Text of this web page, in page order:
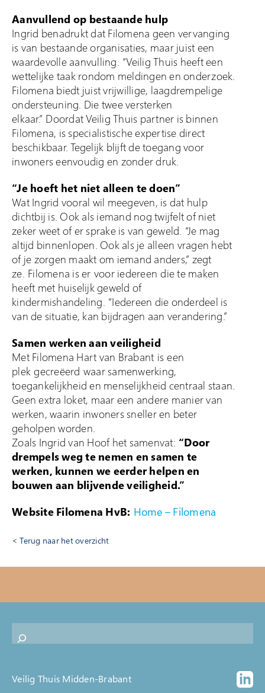
Aanvullend op bestaande hulp
Ingrid benadrukt dat Filomena geen vervanging
is van bestaande organisaties, maar juist een
waardevolle aanvulling. “Veilig Thuis heeft een
wettelijke taak rondom meldingen en onderzoek.
Filomena biedt juist vrijwillige, laagdrempelige
ondersteuning. Die twee versterken
elkaar.” Doordat Veilig Thuis partner is binnen
Filomena, is specialistische expertise direct
beschikbaar. Tegelijk blijft de toegang voor
inwoners eenvoudig en zonder druk.
“Je hoeft het niet alleen te doen”
Wat Ingrid vooral wil meegeven, is dat hulp
dichtbij is. Ook als iemand nog twijfelt of niet
zeker weet of er sprake is van geweld. “Je mag
altijd binnenlopen. Ook als je alleen vragen hebt
of je zorgen maakt om iemand anders,” zegt
ze. Filomena is er voor iedereen die te maken
heeft met huiselijk geweld of
kindermishandeling. “Iedereen die onderdeel is
van de situatie, kan bijdragen aan verandering.”
Samen werken aan veiligheid
Met Filomena Hart van Brabant is een
plek gecreëerd waar samenwerking,
toegankelijkheid en menselijkheid centraal staan.
Geen extra loket, maar een andere manier van
werken, waarin inwoners sneller en beter
geholpen worden.
Zoals Ingrid van Hoof het samenvat: “Door
drempels weg te nemen en samen te
werken, kunnen we eerder helpen en
bouwen aan blijvende veiligheid.”
Website Filomena HvB: Home – Filomena
Terug naar het overzicht
Veilig Thuis Midden-Brabant